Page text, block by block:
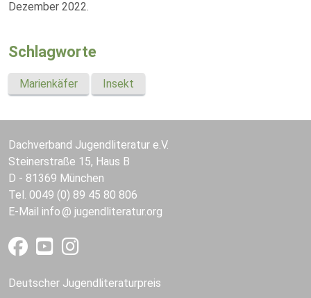
Dezember 2022.
Schlagworte
Marienkäfer Insekt
Dachverband Jugendliteratur e.V.
Steinerstraße 15, Haus B
D - 81369 München
Tel. 0049 (0) 89 45 80 806
E-Mail info jugendliteratur.org
Deutscher Jugendliteraturpreis